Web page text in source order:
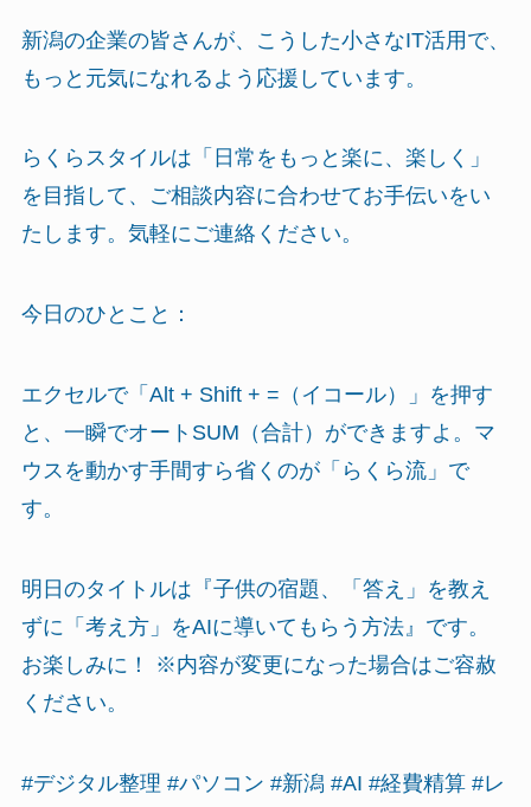
新潟の企業の皆さんが、こうした小さなIT活用で、
もっと元気になれるよう応援しています。
らくらスタイルは「日常をもっと楽に、楽しく」
を目指して、ご相談内容に合わせてお手伝いをい
たします。気軽にご連絡ください。
今日のひとこと：
エクセルで「Alt + Shift + =（イコール）」を押す
と、一瞬でオートSUM（合計）ができますよ。マ
ウスを動かす手間すら省くのが「らくら流」で
す。
明日のタイトルは『子供の宿題、「答え」を教え
ずに「考え方」をAIに導いてもらう方法』です。
お楽しみに！ ※内容が変更になった場合はご容赦
ください。
#デジタル整理 #パソコン #新潟 #AI #経費精算 #レ